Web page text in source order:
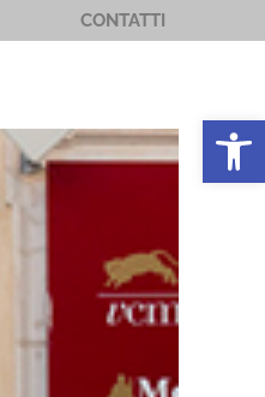
CONTATTI
Apri la